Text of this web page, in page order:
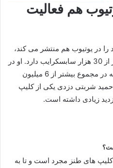
هم فعالیت
را در یوتیوب هم منتشر می کند،
او یک کانال یوتیوب دارد که بیشتر از 30 هزار سابسکرایب دارد. او در
این کانال بیش از 60 ویدئو دارد که در مجموع بیشتر از 6 میلیون
شربتی دزدی یکی از کلیپ
زیادی داشته است.
کلیپ های طنز مجرد است و تا به